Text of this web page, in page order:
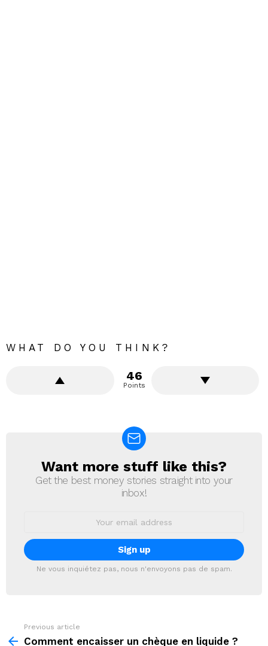
WHAT DO YOU THINK?
46
Points
NEWSLETTER
Want more stuff like this?
Get the best money stories straight into your
inbox!
Ne vous inquiétez pas, nous n'envoyons pas de spam.
more
Previous article
Comment encaisser un chèque en liquide ?